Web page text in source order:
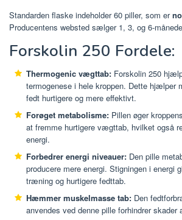
Standarden flaske indeholder 60 piller, som er
Producentens websted sælger 1, 3, og 6-
Forskolin 250 Fordele:
Thermogenic vægttab: Forskolin 250
termogenese i hele kroppen. Dette hjælper
fedt hurtigere og mere effektivt.
Forøget metabolisme: Pillen øger
at fremme hurtigere vægttab, hvilket også
energi.
Forbedrer energi niveauer: Den pille
producere mere energi. Stigningen i energi
træning og hurtigere fedttab.
Hæmmer muskelmasse tab: Den
anvendes ved denne pille forhindrer skader